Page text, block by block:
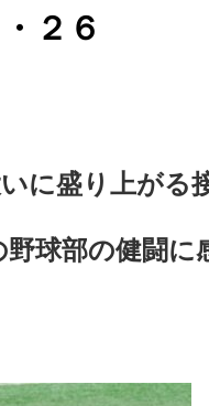
２６
に盛り上がる
球部の健闘に